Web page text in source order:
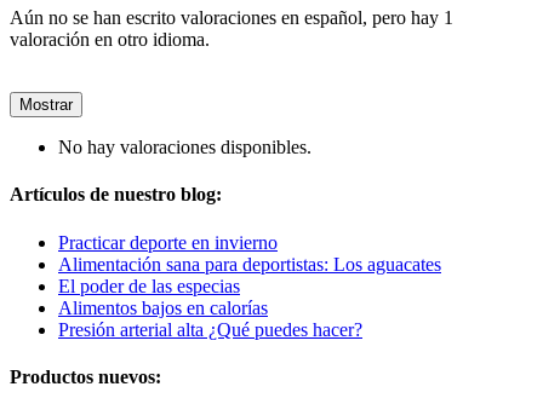
Aún no se han escrito valoraciones en español, pero hay 1
valoración en otro idioma.
Mostrar
No hay valoraciones disponibles.
Artículos de nuestro blog:
Practicar deporte en invierno
Alimentación sana para deportistas: Los aguacates
El poder de las especias
Alimentos bajos en calorías
Presión arterial alta ¿Qué puedes hacer?
Productos nuevos: